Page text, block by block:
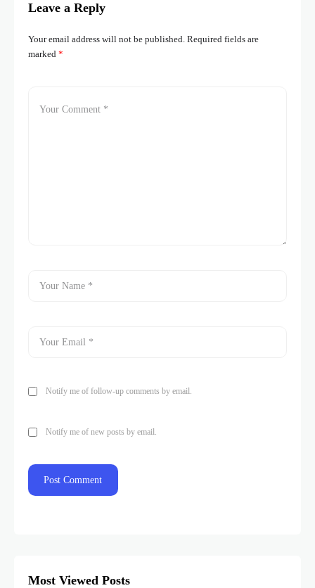
Leave a Reply
Your email address will not be published. Required fields are
marked *
Notify me of follow-up comments by email.
Notify me of new posts by email.
Most Viewed Posts